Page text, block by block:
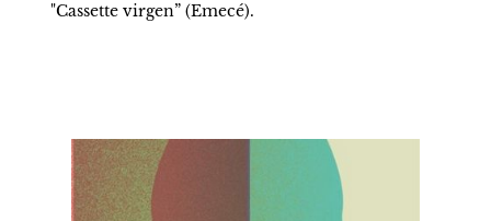
"Cassette virgen” (Emecé).